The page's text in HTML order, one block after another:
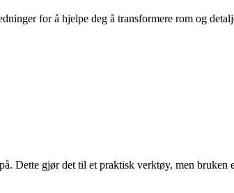
for å hjelpe deg å transformere rom og
Dette gjør det til et praktisk verktøy, men bruken